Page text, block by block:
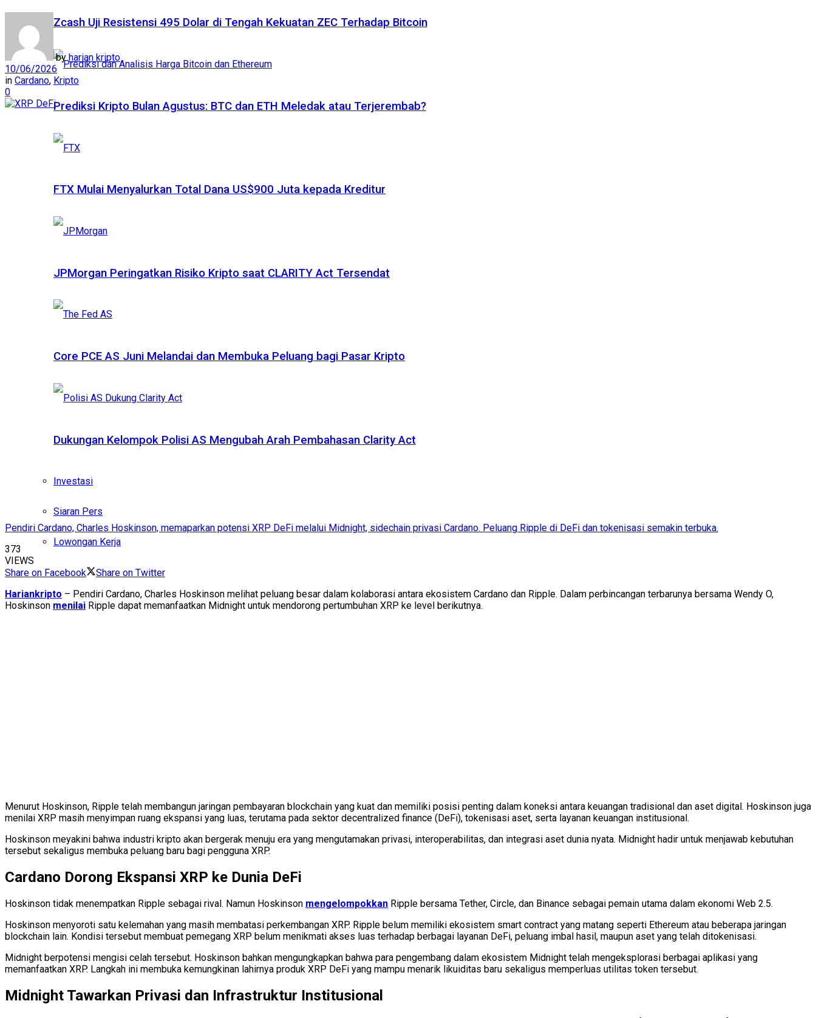
Zcash Uji Resistensi 495 Dolar di Tengah Kekuatan ZEC Terhadap Bitcoin
Prediksi Kripto Bulan Agustus: BTC dan ETH Meledak atau Terjerembab?
FTX Mulai Menyalurkan Total Dana US$900 Juta kepada Kreditur
JPMorgan Peringatkan Risiko Kripto saat CLARITY Act Tersendat
Core PCE AS Juni Melandai dan Membuka Peluang bagi Pasar Kripto
Dukungan Kelompok Polisi AS Mengubah Arah Pembahasan Clarity Act
Investasi
Siaran Pers
Lowongan Kerja
by harian kripto
10/06/2026
in Cardano, Kripto
0
Pendiri Cardano, Charles Hoskinson, memaparkan potensi XRP DeFi melalui Midnight, sidechain privasi Cardano. Peluang Ripple di DeFi dan tokenisasi semakin terbuka.
373
VIEWS
Share on Facebook
Share on Twitter
Hariankripto – Pendiri Cardano, Charles Hoskinson melihat peluang besar dalam kolaborasi antara ekosistem Cardano dan Ripple. Dalam perbincangan terbarunya bersama Wendy O,
Hoskinson menilai Ripple dapat memanfaatkan Midnight untuk mendorong pertumbuhan XRP ke level berikutnya.
Menurut Hoskinson, Ripple telah membangun jaringan pembayaran blockchain yang kuat dan memiliki posisi penting dalam koneksi antara keuangan tradisional dan aset digital. Hoskinson juga
menilai XRP masih menyimpan ruang ekspansi yang luas, terutama pada sektor decentralized finance (DeFi), tokenisasi aset, serta layanan keuangan institusional.
Hoskinson meyakini bahwa industri kripto akan bergerak menuju era yang mengutamakan privasi, interoperabilitas, dan integrasi aset dunia nyata. Midnight hadir untuk menjawab kebutuhan
tersebut sekaligus membuka peluang baru bagi pengguna XRP.
Cardano Dorong Ekspansi XRP ke Dunia DeFi
Hoskinson tidak menempatkan Ripple sebagai rival. Namun Hoskinson mengelompokkan Ripple bersama Tether, Circle, dan Binance sebagai pemain utama dalam ekonomi Web 2.5.
Hoskinson menyoroti satu kelemahan yang masih membatasi perkembangan XRP. Ripple belum memiliki ekosistem smart contract yang matang seperti Ethereum atau beberapa jaringan
blockchain lain. Kondisi tersebut membuat pemegang XRP belum menikmati akses luas terhadap berbagai layanan DeFi, peluang imbal hasil, maupun aset yang telah ditokenisasi.
Midnight berpotensi mengisi celah tersebut. Hoskinson bahkan mengungkapkan bahwa para pengembang dalam ekosistem Midnight telah mengeksplorasi berbagai aplikasi yang
memanfaatkan XRP. Langkah ini membuka kemungkinan lahirnya produk XRP DeFi yang mampu menarik likuiditas baru sekaligus memperluas utilitas token tersebut.
Midnight Tawarkan Privasi dan Infrastruktur Institusional